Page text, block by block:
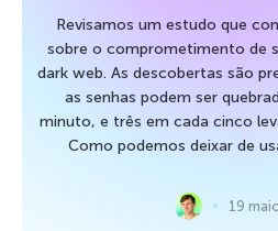
Revisamos um estudo que
sobre o comprometimento de
dark web. As descobertas são
as senhas podem ser
minuto, e três em cada cinco
Como podemos deixar de
19